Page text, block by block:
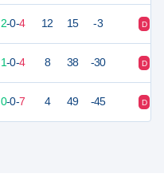
2-0-4 12 15 -3 D
1-0-4 8 38 -30 D
0-0-7 4 49 -45 D